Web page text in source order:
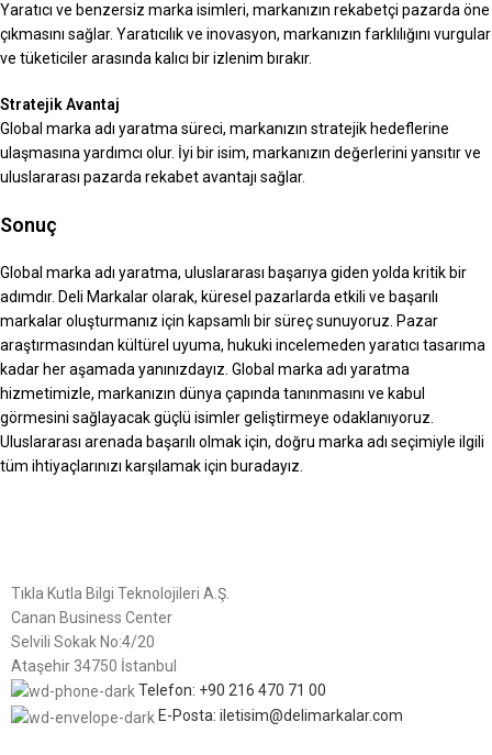
Yaratıcı ve benzersiz marka isimleri, markanızın rekabetçi pazarda öne
çıkmasını sağlar. Yaratıcılık ve inovasyon, markanızın farklılığını vurgular
ve tüketiciler arasında kalıcı bir izlenim bırakır.
Stratejik Avantaj
Global marka adı yaratma süreci, markanızın stratejik hedeflerine
ulaşmasına yardımcı olur. İyi bir isim, markanızın değerlerini yansıtır ve
uluslararası pazarda rekabet avantajı sağlar.
Sonuç
Global marka adı yaratma, uluslararası başarıya giden yolda kritik bir
adımdır. Deli Markalar olarak, küresel pazarlarda etkili ve başarılı
markalar oluşturmanız için kapsamlı bir süreç sunuyoruz. Pazar
araştırmasından kültürel uyuma, hukuki incelemeden yaratıcı tasarıma
kadar her aşamada yanınızdayız. Global marka adı yaratma
hizmetimizle, markanızın dünya çapında tanınmasını ve kabul
görmesini sağlayacak güçlü isimler geliştirmeye odaklanıyoruz.
Uluslararası arenada başarılı olmak için, doğru marka adı seçimiyle ilgili
tüm ihtiyaçlarınızı karşılamak için buradayız.
Tıkla Kutla Bilgi Teknolojileri A.Ş.
Canan Business Center
Selvili Sokak No:4/20
Ataşehir 34750 İstanbul
Telefon: +90 216 470 71 00
E-Posta: iletisim@delimarkalar.com